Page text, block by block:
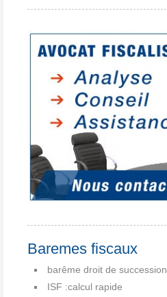
Baremes fiscaux
barême droit de succession
ISF :calcul rapide